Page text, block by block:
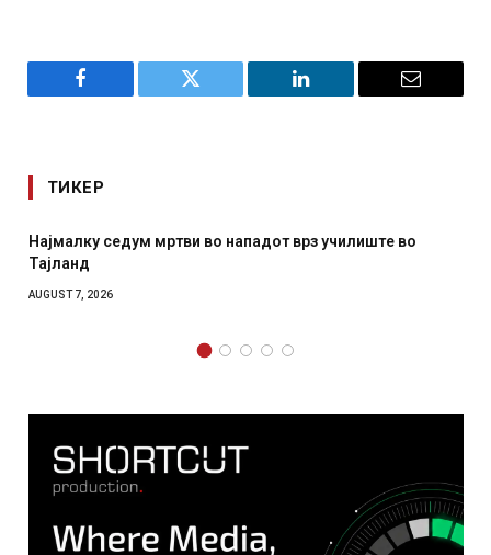
Facebook Twitter LinkedIn Email
ТИКЕР
училиште во
СОЗИС: Украинците повеќе им